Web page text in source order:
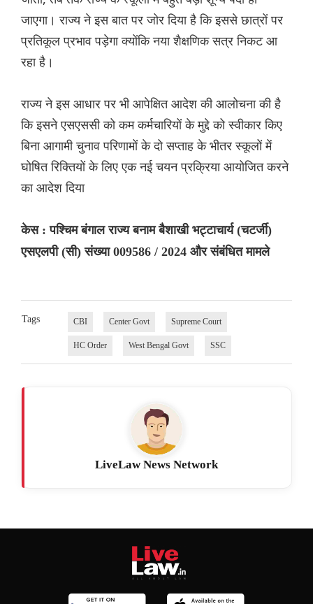
जाएगा। राज्य ने इस बात पर जोर दिया है कि इससे छात्रों पर
प्रतिकूल प्रभाव पड़ेगा क्योंकि नया शैक्षणिक सत्र निकट आ
रहा है।
राज्य ने इस आधार पर भी आपेक्षित आदेश की आलोचना की है
कि इसने एसएससी को कम कर्मचारियों के मुद्दे को स्वीकार किए
बिना आगामी चुनाव परिणामों के दो सप्ताह के भीतर स्कूलों में
घोषित रिक्तियों के लिए एक नई चयन प्रक्रिया आयोजित करने
का आदेश दिया
केस : पश्चिम बंगाल राज्य बनाम बैशाखी भट्टाचार्य (चटर्जी)
एसएलपी (सी) संख्या 009586 / 2024 और संबंधित मामले
Tags CBI Center Govt Supreme Court
HC Order West Bengal Govt SSC
LiveLaw News Network